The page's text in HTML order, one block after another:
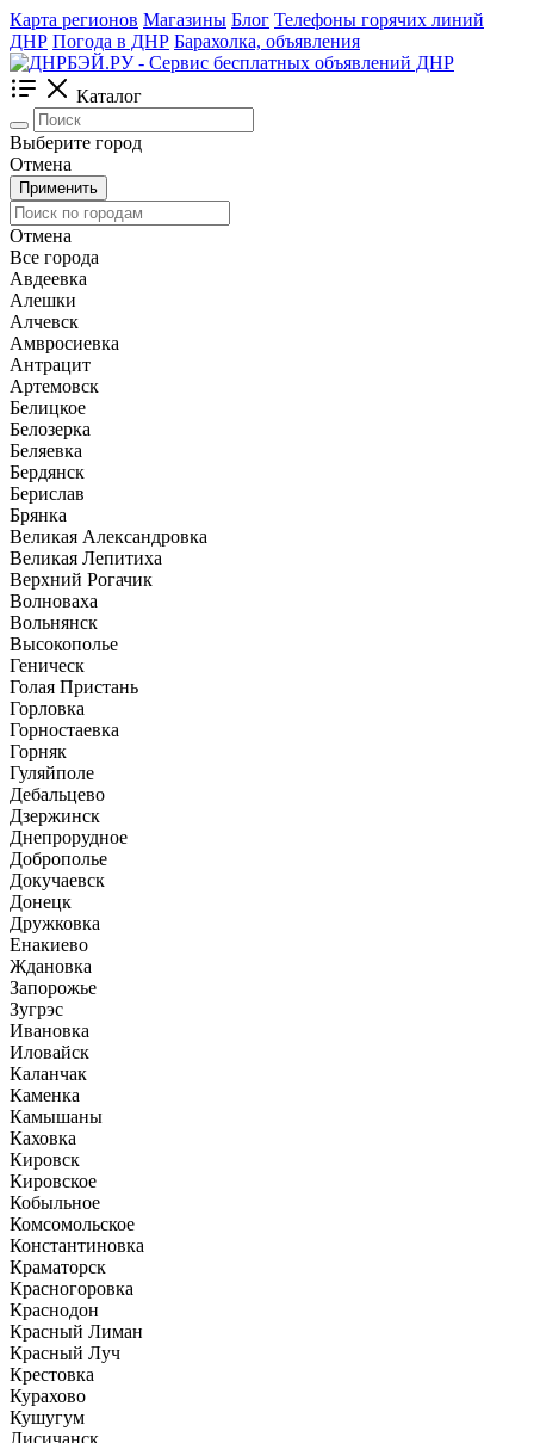
Карта регионов Магазины Блог Телефоны горячих линий
ДНР Погода в ДНР Барахолка, объявления
Каталог
Выберите город
Отмена
Применить
Отмена
Все города
Авдеевка
Алешки
Алчевск
Амвросиевка
Антрацит
Артемовск
Белицкое
Белозерка
Беляевка
Бердянск
Берислав
Брянка
Великая Александровка
Великая Лепитиха
Верхний Рогачик
Волноваха
Вольнянск
Высокополье
Геническ
Голая Пристань
Горловка
Горностаевка
Горняк
Гуляйполе
Дебальцево
Дзержинск
Днепрорудное
Доброполье
Докучаевск
Донецк
Дружковка
Енакиево
Ждановка
Запорожье
Зугрэс
Ивановка
Иловайск
Каланчак
Каменка
Камышаны
Каховка
Кировск
Кировское
Кобыльное
Комсомольское
Константиновка
Краматорск
Красногоровка
Краснодон
Красный Лиман
Красный Луч
Крестовка
Курахово
Кушугум
Лисичанск